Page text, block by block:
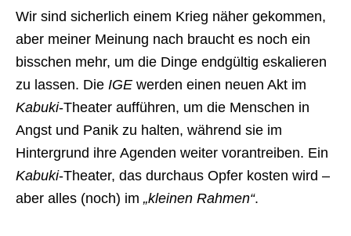
Wir sind sicherlich einem Krieg näher gekommen,
aber meiner Meinung nach braucht es noch ein
bisschen mehr, um die Dinge endgültig eskalieren
zu lassen. Die IGE werden einen neuen Akt im
Kabuki-Theater aufführen, um die Menschen in
Angst und Panik zu halten, während sie im
Hintergrund ihre Agenden weiter vorantreiben. Ein
Kabuki-Theater, das durchaus Opfer kosten wird –
aber alles (noch) im „kleinen Rahmen“.